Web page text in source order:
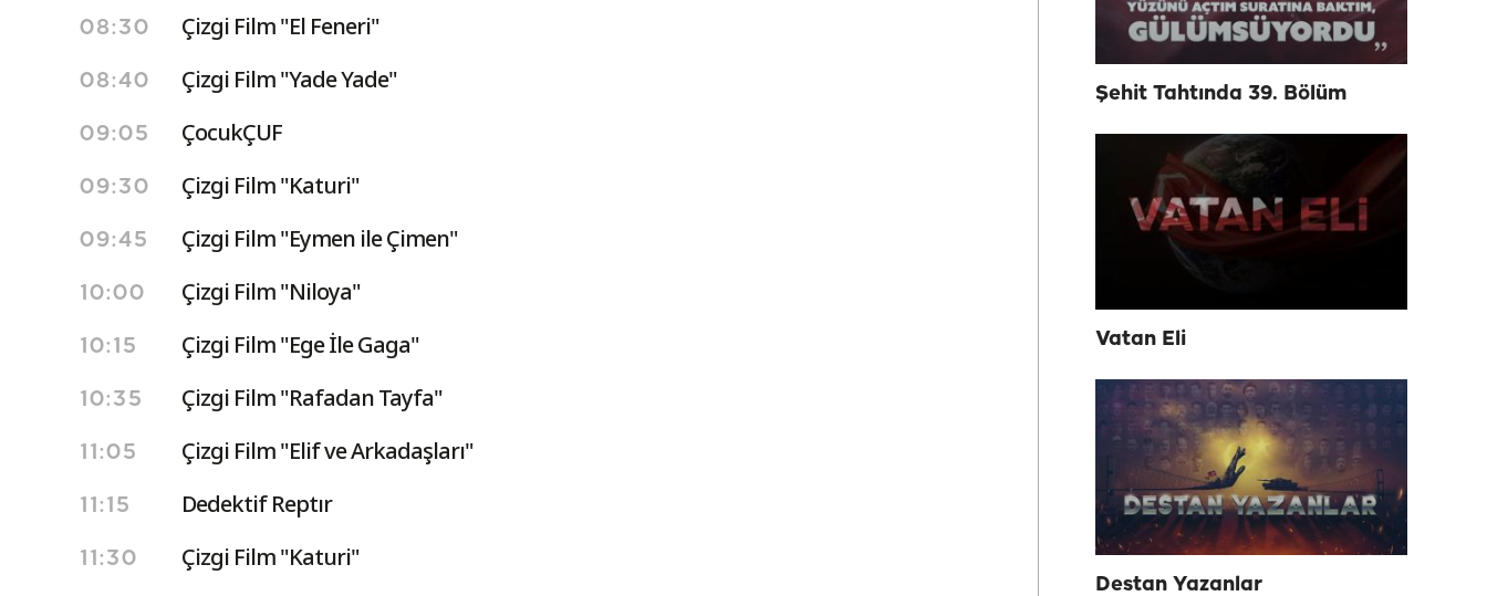
08:30 Çizgi Film "El Feneri"
08:40 Çizgi Film "Yade Yade"
09:05 ÇocukÇUF
09:30 Çizgi Film "Katuri"
09:45 Çizgi Film "Eymen ile Çimen"
10:00 Çizgi Film "Niloya"
10:15 Çizgi Film "Ege İle Gaga"
10:35 Çizgi Film "Rafadan Tayfa"
11:05 Çizgi Film "Elif ve Arkadaşları"
11:15 Dedektif Reptır
11:30 Çizgi Film "Katuri"
Şehit Tahtında 39. Bölüm
Vatan Eli
Destan Yazanlar